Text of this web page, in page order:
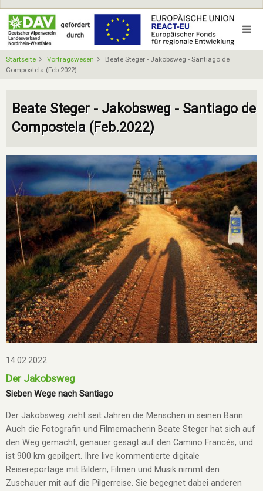
Direkt
zum
Inhalt
Startseite Vortragswesen
Beate Steger - Jakobsweg - Santiago de
Compostela (Feb.2022)
Beate Steger - Jakobsweg - Santiago de
Compostela (Feb.2022)
14.02.2022
Der Jakobsweg
Sieben Wege nach Santiago
Der Jakobsweg zieht seit Jahren die Menschen in seinen Bann.
Auch die Fotografin und Filmemacherin Beate Steger hat sich auf
den Weg gemacht, genauer gesagt auf den Camino Francés, und
ist 900 km gepilgert. Ihre live kommentierte digitale
Reisereportage mit Bildern, Filmen und Musik nimmt den
Zuschauer mit auf die Pilgerreise. Sie begegnet dabei anderen